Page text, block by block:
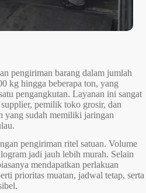
pengiriman barang dalam jumlah
kg hingga beberapa ton, yang
pengangkutan. Layanan ini sangat
pemilik toko grosir, dan
yang sudah memiliki jaringan
pengiriman ritel satuan. Volume
jadi jauh lebih murah. Selain
mendapatkan perlakuan
prioritas muatan, jadwal tetap, serta